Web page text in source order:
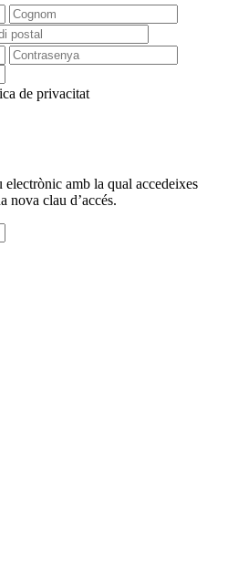
de privacitat
amb la qual accedeixes
nova clau d’accés.